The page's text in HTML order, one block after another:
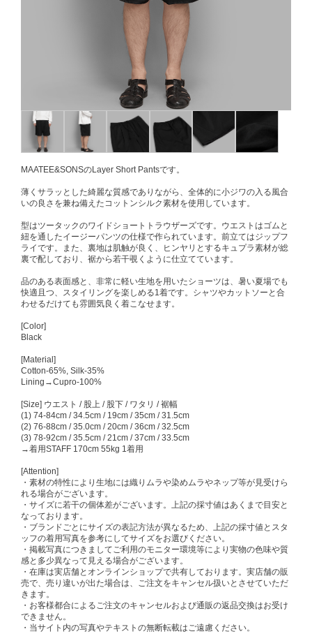
MAATEE&SONSのLayer Short Pantsです。
薄くサラッとした綺麗な質感でありながら、全体的に小ジワの入る風合
いの良さを兼ね備えたコットンシルク素材を使用しています。
型はツータックのワイドショートトラウザーズです。ウエストはゴムと
紐を通したイージーパンツの仕様で作られています。前立てはジップフ
ライです。また、裏地は肌触が良く、ヒンヤリとするキュプラ素材が総
裏で配しており、裾から若干覗くように仕立てています。
品のある表面感と、非常に軽い生地を用いたショーツは、暑い夏場でも
快適且つ、スタイリングを楽しめる1着です。シャツやカットソーと合
わせるだけても雰囲気良く着こなせます。
[Color]
Black
[Material]
Cotton-65%, Silk-35%
Lining→Cupro-100%
[Size] ウエスト / 股上 / 股下 / ワタリ / 裾幅
(1) 74-84cm / 34.5cm / 19cm / 35cm / 31.5cm
(2) 76-88cm / 35.0cm / 20cm / 36cm / 32.5cm
(3) 78-92cm / 35.5cm / 21cm / 37cm / 33.5cm
→着用STAFF 170cm 55kg 1着用
[Attention]
・素材の特性により生地には織りムラや染めムラやネップ等が見受けら
れる場合がございます。
・サイズに若干の個体差がございます。上記の採寸値はあくまで目安と
なっております。
・ブランドごとにサイズの表記方法が異なるため、上記の採寸値とスタ
ッフの着用写真を参考にしてサイズをお選びください。
・掲載写真につきましてご利用のモニター環境等により実物の色味や質
感と多少異なって見える場合がございます。
・在庫は実店舗とオンラインショップで共有しております。実店舗の販
売で、売り違いが出た場合は、ご注文をキャンセル扱いとさせていただ
きます。
・お客様都合によるご注文のキャンセルおよび通販の返品交換はお受け
できません。
・当サイト内の写真やテキストの無断転載はご遠慮ください。